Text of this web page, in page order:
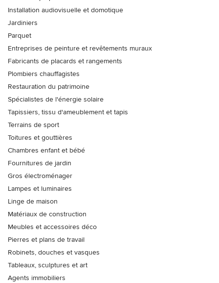
Installation audiovisuelle et domotique
Jardiniers
Parquet
Entreprises de peinture et revêtements muraux
Fabricants de placards et rangements
Plombiers chauffagistes
Restauration du patrimoine
Spécialistes de l'énergie solaire
Tapissiers, tissu d'ameublement et tapis
Terrains de sport
Toitures et gouttières
Chambres enfant et bébé
Fournitures de jardin
Gros électroménager
Lampes et luminaires
Linge de maison
Matériaux de construction
Meubles et accessoires déco
Pierres et plans de travail
Robinets, douches et vasques
Tableaux, sculptures et art
Agents immobiliers